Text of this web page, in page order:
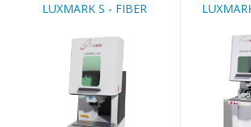
LUXMARK S - FIBER